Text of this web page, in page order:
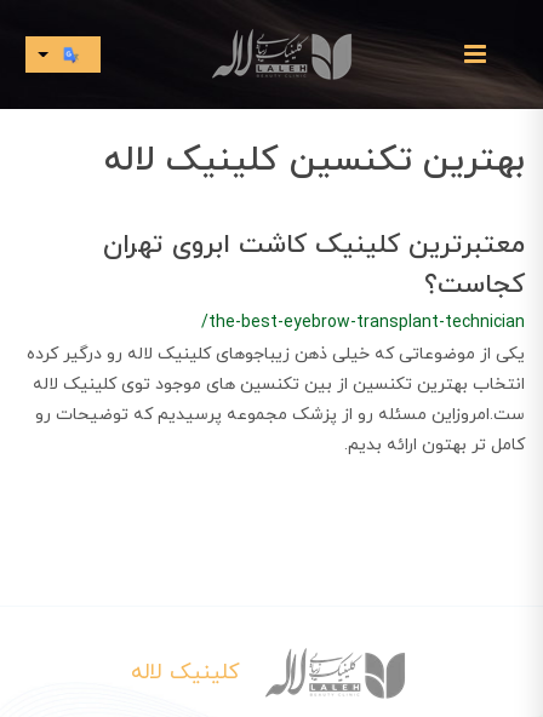
بهترین تکنسین کلینیک لاله
معتبرترین کلینیک کاشت ابروی تهران
کجاست؟
/the-best-eyebrow-transplant-technician
یکی از موضوعاتی که خیلی ذهن زیباجوهای کلینیک لاله رو درگیر کرده
انتخاب بهترین تکنسین از بین تکنسین های موجود توی کلینیک لاله
ست.امروزاین مسئله رو از پزشک مجموعه پرسیدیم که توضیحات رو
کامل تر بهتون ارائه بدیم.
کلینیک لاله